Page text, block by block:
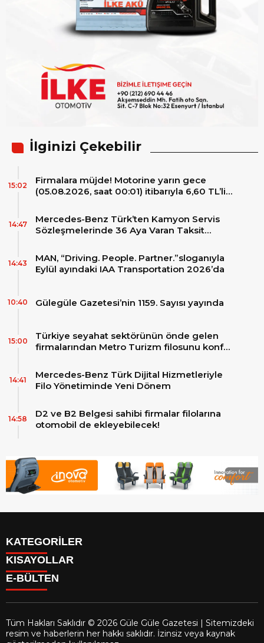
İlginizi Çekebilir
Firmalara müjde! Motorine yarın gece
(05.08.2026, saat 00:01) itibarıyla 6,60 TL’lik
15:02
Mercedes-Benz Türk’ten Kamyon Servis
Sözleşmelerinde 36 Aya Varan Taksit
14:47
MAN, “Driving. People. Partner.”sloganıyla
Eylül ayındaki IAA Transportation 2026’da
14:43
Gülegüle Gazetesi’nin 1159. Sayısı yayında
10:40
Türkiye seyahat sektörünün önde gelen
firmalarından Metro Turizm filosunu konfor
MAN Skyliner ile güçlendirdi!
15:00
Mercedes-Benz Türk Dijital Hizmetleriyle
Filo Yönetiminde Yeni Dönem
14:41
D2 ve B2 Belgesi sahibi firmalar filolarına
otomobil de ekleyebilecek!
14:58
KATEGORİLER
Reklam
Firma Rehberi
İletişim
Künye
Gizlilik Politikası
KISAYOLLAR
Facebook
E-BÜLTEN
gulegule.com.tr e-bültenine abone olarak, tarafınıza haber,
Tüm Hakları Saklıdır © 2026 Güle Güle Gazetesi | Sitemizdeki
resim ve haberlerin her hakkı saklıdır. İzinsiz veya kaynak